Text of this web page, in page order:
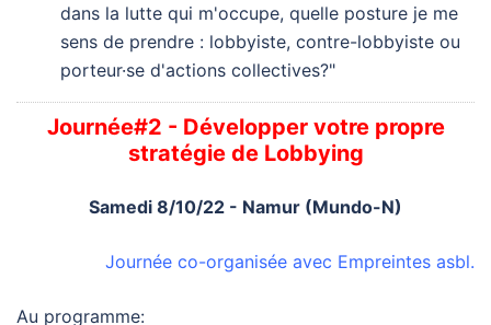
dans la lutte qui m'occupe, quelle posture je me
sens de prendre : lobbyiste, contre-lobbyiste ou
porteur·se d'actions collectives?"
Journée#2 - Développer votre propre
stratégie de Lobbying
Samedi 8/10/22 - Namur (Mundo-N)
Journée co-organisée avec Empreintes asbl.
Au programme: